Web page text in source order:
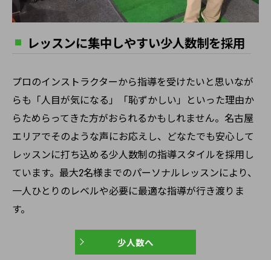
レッスンに集中しやすい少人数制を採用
プロのインストラクターから指導を受けたいと思いなが
らも「人目が気になる」「恥ずかしい」といった理由か
らためらってきた方がおられるかもしれません。名古屋
エリアでそのような声にお応えし、どなたでも安心して
レッスンに打ち込める少人数制の指導スタイルを採用し
ています。最大2名様までのパーソナルレッスンにより、
一人ひとりのレベルや必要に最適な指導が行き渡りま
す。
少人数へ